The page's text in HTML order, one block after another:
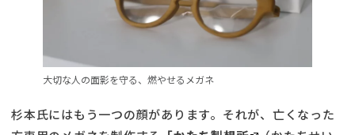
大切な人の面影を守る、燃やせるメガネ
杉本氏にはもう一つの顔があります。それが、亡くなった